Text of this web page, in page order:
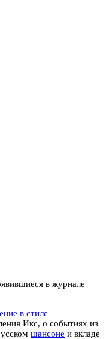
в журнале
в стиле
Икс, о событиях из
шансоне и вкладе